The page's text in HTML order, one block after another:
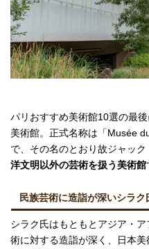
パリおすすめ美術館10選の最
美術館。正式名称は「Musée
で、その名のとおり故ジャック
洋文明以外の芸術を扱う美術館
民族芸術に造詣が深いシラク
シラク氏はもともとアジア・
術に対する造詣が深く、日本